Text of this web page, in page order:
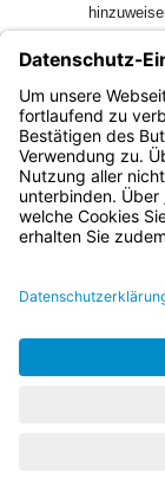
von Art. 11
Verhütung
oder
Art. 13
(1) Die
die
erfüllt sind.
(2)1Sind
(Mängel),